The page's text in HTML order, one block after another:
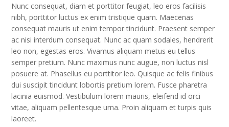
Nunc consequat, diam et porttitor feugiat, leo eros facilisis
nibh, porttitor luctus ex enim tristique quam. Maecenas
consequat mauris ut enim tempor tincidunt. Praesent semper
ac nisi interdum consequat. Nunc ac quam sodales, hendrerit
leo non, egestas eros. Vivamus aliquam metus eu tellus
semper pretium. Nunc maximus nunc augue, non luctus nisl
posuere at. Phasellus eu porttitor leo. Quisque ac felis finibus
dui suscipit tincidunt lobortis pretium lorem. Fusce pharetra
lacinia euismod. Vestibulum lorem mauris, eleifend id orci
vitae, aliquam pellentesque urna. Proin aliquam et turpis quis
laoreet.